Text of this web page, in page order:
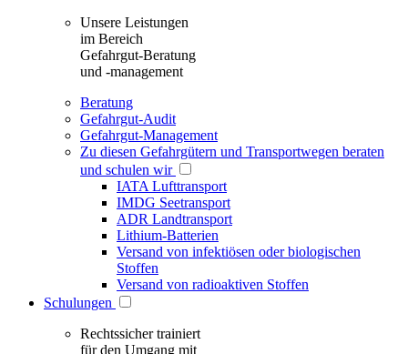
Unsere Leistungen
im Bereich
Gefahrgut-Beratung
und -management
Beratung
Gefahrgut-Audit
Gefahrgut-Management
Zu diesen Gefahrgütern und Transportwegen beraten
und schulen wir
IATA Lufttransport
IMDG Seetransport
ADR Landtransport
Lithium-Batterien
Versand von infektiösen oder biologischen
Stoffen
Versand von radioaktiven Stoffen
Schulungen
Rechtssicher trainiert
für den Umgang mit